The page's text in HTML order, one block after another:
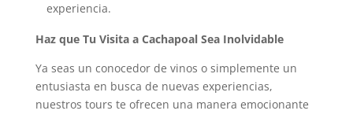
experiencia.
Haz que Tu Visita a Cachapoal Sea Inolvidable
Ya seas un conocedor de vinos o simplemente un
entusiasta en busca de nuevas experiencias,
nuestros tours te ofrecen una manera emocionante